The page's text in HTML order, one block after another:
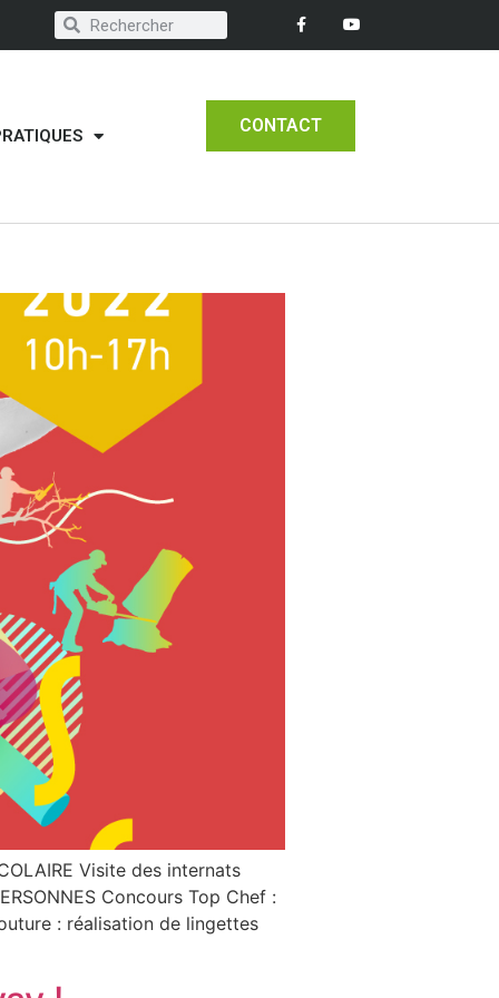
CONTACT
Visite des internats
Concours Top Chef :
: réalisation de lingettes